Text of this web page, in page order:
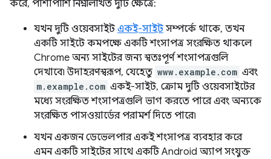
করে, পাশাপাশি নিম্নলিখিত দুটি ক্ষেত্রে:
যখন দুটি ওয়েবসাইটএকই-সাইটসম্পর্কে থাকে, তখন
একটি সাইটে কমপক্ষে একটি শংসাপত্র সংরক্ষিত থাকলে
Chrome অন্য সাইটের জন্য স্বতঃপূর্ণ শংসাপত্রগুলি
দেখাবে৷ উদাহরণস্বরূপ, যেহেতু www.example.com এবং
m.example.com একই-সাইট, ক্রোম দুটি ওয়েবসাইটের
মধ্যে সংরক্ষিত শংসাপত্রগুলি ভাগ করতে পারে এবং অন্যকে
সংরক্ষিত পাসওয়ার্ডের পরামর্শ দিতে পারে৷
যখন একজন ডেভেলপার একই শংসাপত্র ব্যবহার করে
এমন একটি সাইটের সাথে একটি Android অ্যাপ সংযুক্ত